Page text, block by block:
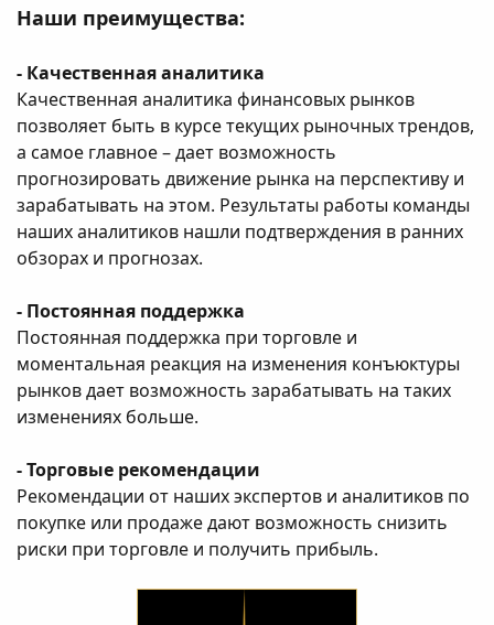
Наши преимущества:
- Качественная аналитика
Качественная аналитика финансовых рынков
позволяет быть в курсе текущих рыночных трендов,
а самое главное – дает возможность
прогнозировать движение рынка на перспективу и
зарабатывать на этом. Результаты работы команды
наших аналитиков нашли подтверждения в ранних
обзорах и прогнозах.
- Постоянная поддержка
Постоянная поддержка при торговле и
моментальная реакция на изменения конъюктуры
рынков дает возможность зарабатывать на таких
изменениях больше.
- Торговые рекомендации
Рекомендации от наших экспертов и аналитиков по
покупке или продаже дают возможность снизить
риски при торговле и получить прибыль.